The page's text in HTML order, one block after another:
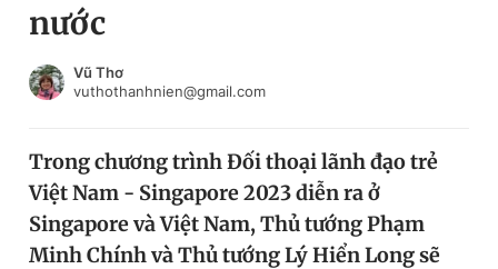
Sản phẩm khác
Tiện ích Bạn cần biết
Đăng xuất
nước
Vũ Thơ
vuthothanhnien@gmail.com
Trong chương trình Đối thoại lãnh đạo trẻ
Việt Nam - Singapore 2023 diễn ra ở
Singapore và Việt Nam, Thủ tướng Phạm
Minh Chính và Thủ tướng Lý Hiển Long sẽ